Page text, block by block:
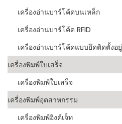
เครื่องอ่านบาร์โค้ดบนเหล็ก
เครื่องอ่านบาร์โค้ด RFID
เครื่องอ่านบาร์โค้ดแบบยึดติดตั้งอ
เครื่องพิมพ์ใบเสร็จ
เครื่องพิมพ์ใบเสร็จ
เครื่องพิมพ์อุตสาหกรรม
เครื่องพิมพ์อิงค์เจ็ท